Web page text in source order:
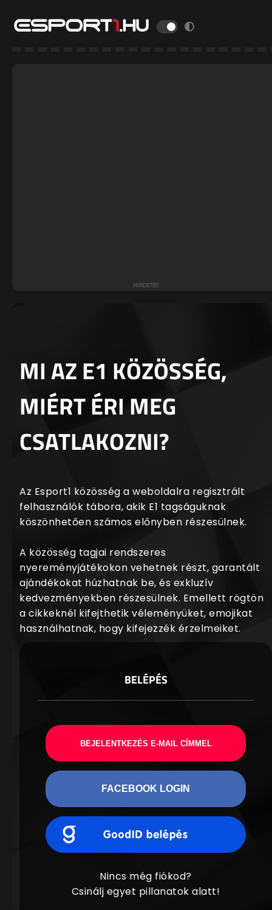
MI AZ E1 KÖZÖSSÉG,
MIÉRT ÉRI MEG
CSATLAKOZNI?
Az Esport1 közösség a weboldalra regisztrált
felhasználók tábora, akik E1 tagságuknak
köszönhetően számos előnyben részesülnek.
A közösség tagjai rendszeres
nyereményjátékokon vehetnek részt, garantált
ajándékokat húzhatnak be, és exkluzív
kedvezményekben részesülnek. Emellett rögtön
a cikkeknél kifejthetik véleményüket, emojikat
használhatnak, hogy kifejezzék érzelmeiket.
BELÉPÉS
BEJELENTKEZÉS E-MAIL CÍMMEL
FACEBOOK LOGIN
Nincs még fiókod?
Csinálj egyet pillanatok alatt!